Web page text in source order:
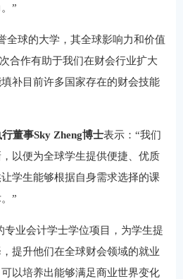
”
全球的大学，其全球影响力和价值
合作有助于我们在财会行业扩大
补目前许多国家存在的财会技能
董事Sky Zheng博士表示：“我们
以便为全球学生提供便捷、优质
学生能够根据自身需求选择的课
”
专业会计学士学位项目，为学生提
提升他们在全球财会领域的就业
以培养出能够满足商业世界变化